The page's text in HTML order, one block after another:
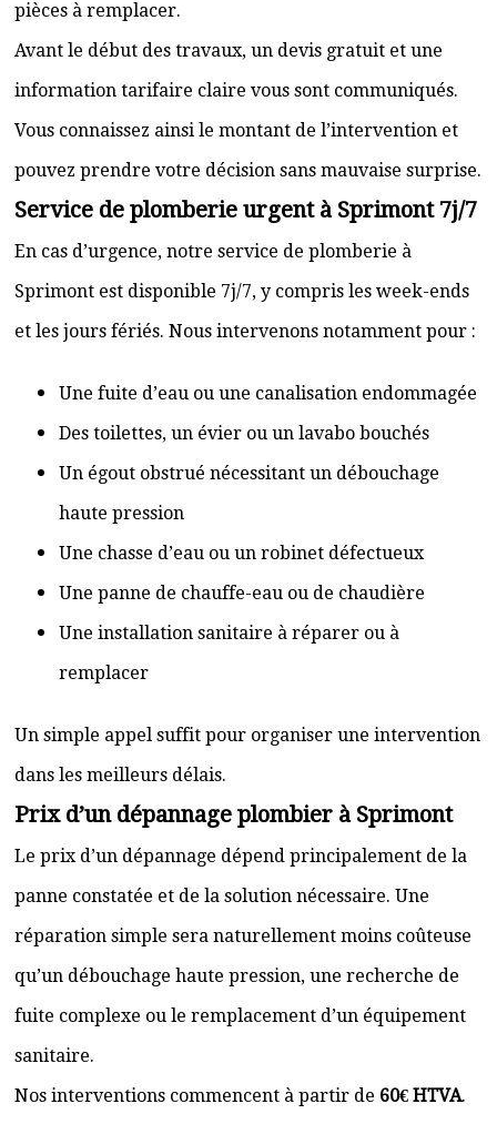
pièces à remplacer.
Avant le début des travaux, un devis gratuit et une
information tarifaire claire vous sont communiqués.
Vous connaissez ainsi le montant de l’intervention et
pouvez prendre votre décision sans mauvaise surprise.
Service de plomberie urgent à Sprimont 7j/7
En cas d’urgence, notre service de plomberie à
Sprimont est disponible 7j/7, y compris les week-ends
et les jours fériés. Nous intervenons notamment pour :
Une fuite d’eau ou une canalisation endommagée
Des toilettes, un évier ou un lavabo bouchés
Un égout obstrué nécessitant un débouchage
haute pression
Une chasse d’eau ou un robinet défectueux
Une panne de chauffe-eau ou de chaudière
Une installation sanitaire à réparer ou à
remplacer
Un simple appel suffit pour organiser une intervention
dans les meilleurs délais.
Prix d’un dépannage plombier à Sprimont
Le prix d’un dépannage dépend principalement de la
panne constatée et de la solution nécessaire. Une
réparation simple sera naturellement moins coûteuse
qu’un débouchage haute pression, une recherche de
fuite complexe ou le remplacement d’un équipement
sanitaire.
Nos interventions commencent à partir de 60€ HTVA.